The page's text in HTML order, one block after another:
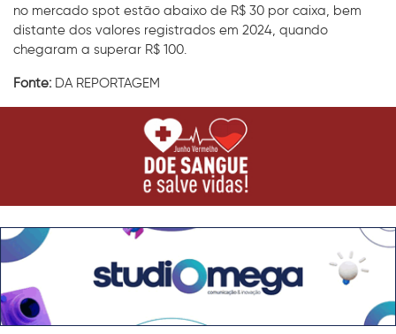
no mercado spot estão abaixo de R$ 30 por caixa, bem
distante dos valores registrados em 2024, quando
chegaram a superar R$ 100.
Fonte: DA REPORTAGEM